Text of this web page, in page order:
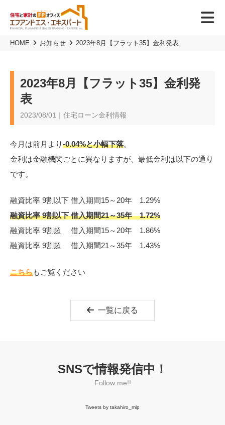
HOME お知らせ 2023年8月【フラット35】金利発表
2023年8月【フラット35】金利発
表
2023/08/01｜住宅ローン金利情報
今月は前月より-0.04%と小幅下落。
金利は金融機関ごとに異なりますが、最低金利は以下の通り
です。
融資比率 9割以下 借入期間15～20年 1.29%
融資比率 9割以下 借入期間21～35年 1.72%
融資比率 9割超 借入期間15～20年 1.86%
融資比率 9割超 借入期間21～35年 1.43%
こちらもご覧ください
一覧に戻る
SNSで情報発信中！
Follow me!!
Tweets by takahiro_mlp